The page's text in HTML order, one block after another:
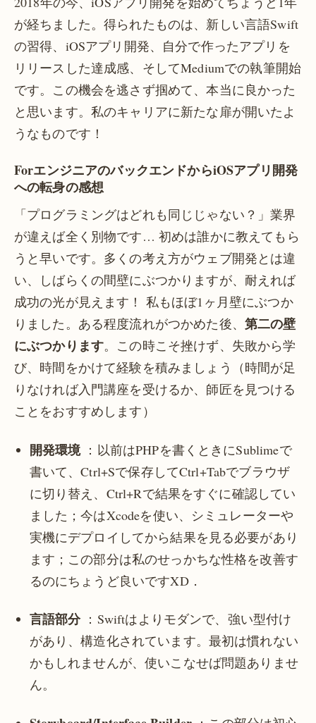
が経ちました。得られたものは、新しい言語Swift
の習得、iOSアプリ開発、自分で作ったアプリを
リリースした達成感、そしてMediumでの執筆開始
です。この機会を逃さず掴めて、本当に良かった
と思います。私のキャリアに新たな扉が開いたよ
うなものです！
ForエンジニアのバックエンドからiOSアプリ開発
への転身の感想
「プログラミングはどれも同じじゃない？」業界
が違えば全く別物です… 初めは誰かに教えてもら
うと早いです。多くの考え方がウェブ開発とは違
い、しばらくの間壁にぶつかりますが、耐えれば
成功の光が見えます！ 私もほぼ1ヶ月壁にぶつか
りました。ある程度流れがつかめた後、 第二の壁
にぶつかります。この時こそ挫けず、失敗から学
び、時間をかけて経験を積みましょう（時間が足
りなければ入門講座を受けるか、師匠を見つける
ことをおすすめします）
開発環境：以前はPHPを書くときにSublimeで
書いて、Ctrl+Sで保存してCtrl+Tabでブラウザ
に切り替え、Ctrl+Rで結果をすぐに確認してい
ました；今はXcodeを使い、シミュレーターや
実機にデプロイしてから結果を見る必要があり
ます；この部分は私のせっかちな性格を改善す
るのにちょうど良いですXD．
言語部分：Swiftはよりモダンで、強い型付け
があり、構造化されています。最初は慣れない
かもしれませんが、使いこなせば問題ありませ
ん。